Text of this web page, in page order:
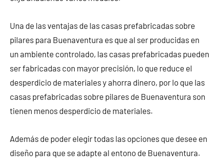
Una de las ventajas de las casas prefabricadas sobre
pilares para Buenaventura es que al ser producidas en
un ambiente controlado, las casas prefabricadas pueden
ser fabricadas con mayor precisión, lo que reduce el
desperdicio de materiales y ahorra dinero, por lo que las
casas prefabricadas sobre pilares de Buenaventura son
tienen menos desperdicio de materiales.
Además de poder elegir todas las opciones que desee en
diseño para que se adapte al entono de Buenaventura.